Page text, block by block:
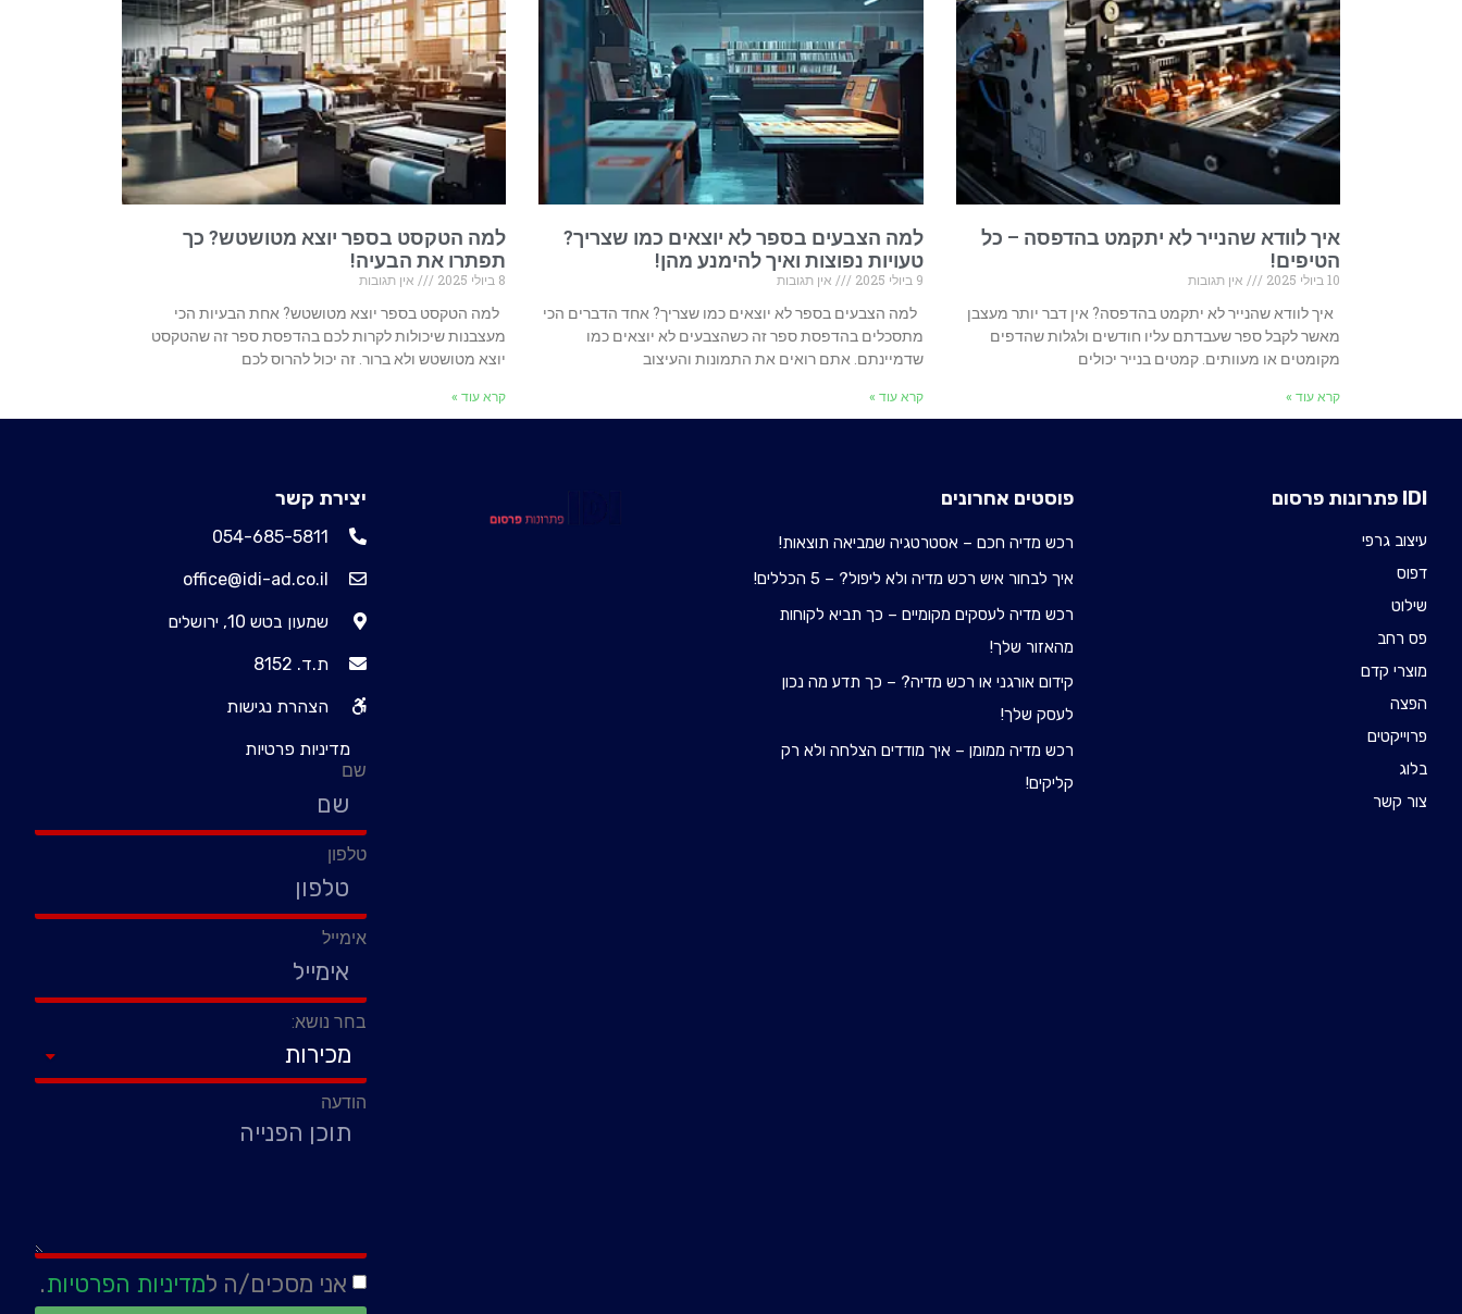
איך לוודא שהנייר לא יתקמט בהדפסה – כל
הטיפים!
10 ביולי 2025
אין תגובות
איך לוודא שהנייר לא יתקמט בהדפסה? אין דבר יותר מעצבן
מאשר לקבל ספר שעבדתם עליו חודשים ולגלות שהדפים
מקומטים או מעוותים. קמטים בנייר יכולים
קרא עוד »
למה הצבעים בספר לא יוצאים כמו שצריך?
טעויות נפוצות ואיך להימנע מהן!
9 ביולי 2025
אין תגובות
למה הצבעים בספר לא יוצאים כמו שצריך? אחד הדברים הכי
מתסכלים בהדפסת ספר זה כשהצבעים לא יוצאים כמו
שדמיינתם. אתם רואים את התמונות והעיצוב
קרא עוד »
למה הטקסט בספר יוצא מטושטש? כך
תפתרו את הבעיה!
8 ביולי 2025
אין תגובות
למה הטקסט בספר יוצא מטושטש? אחת הבעיות הכי
מעצבנות שיכולות לקרות לכם בהדפסת ספר זה שהטקסט
יוצא מטושטש ולא ברור. זה יכול להרוס לכם
קרא עוד »
IDI פתרונות פרסום
עיצוב גרפי
דפוס
שילוט
פס רחב
מוצרי קדם
הפצה
פרוייקטים
בלוג
צור קשר
פוסטים אחרונים
רכש מדיה חכם – אסטרטגיה שמביאה תוצאות!
איך לבחור איש רכש מדיה ולא ליפול? – 5 הכללים!
רכש מדיה לעסקים מקומיים – כך תביא לקוחות
מהאזור שלך!
קידום אורגני או רכש מדיה? – כך תדע מה נכון
לעסק שלך!
רכש מדיה ממומן – איך מודדים הצלחה ולא רק
קליקים!
יצירת קשר
054-685-5811
office@idi-ad.co.il
שמעון בטש 10, ירושלים
ת.ד. 8152
הצהרת נגישות
מדיניות פרטיות
שם
טלפון
אימייל
בחר נושא:
הודעה
אני מסכים/ה למדיניות הפרטיות.